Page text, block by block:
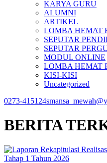
KARYA GURU
ALUMNI
ARTIKEL
LOMBA HEMAT
SEPUTAR
SEPUTAR
MODUL ONLINE
LOMBA HEMAT
KISI-KISI
Uncategorized
0273-415124
BERITA